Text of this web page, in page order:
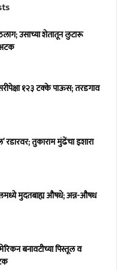
उसाच्या शेतातून लुटारू
अटक
१२३ टक्के पाऊस; तरडगाव
रडारवर; तुकाराम मुंढेंचा इशारा
मुदतबाह्य औषधे; अन्न-औषध
बनावटीच्या पिस्तूल व